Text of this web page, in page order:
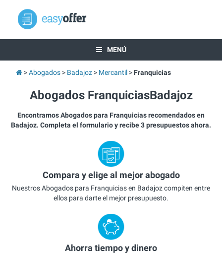
MENÚ
Abogados Badajoz Mercantil Franquicias
Abogados FranquiciasBadajoz
Encontramos Abogados para Franquicias recomendados en
Badajoz. Completa el formulario y recibe 3 presupuestos ahora.
Compara y elige al mejor abogado
Nuestros Abogados para Franquicias en Badajoz compiten entre
ellos para darte el mejor presupuesto.
Ahorra tiempo y dinero